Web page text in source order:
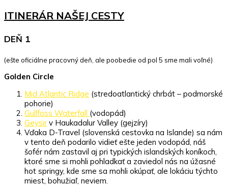
ITINERÁR NAŠEJ CESTY
DEŇ 1
(ešte oficiálne pracovný deň, ale poobedie od pol 5 sme mali voľné)
Golden Circle
Mid Atlantic Ridge (stredoatlantický chrbát – podmorské
pohorie)
Gullfoss Waterfall (vodopád)
Geysir v Haukadalur Valley (gejzíry)
Vďaka D-Travel (slovenská cestovka na Islande) sa nám
v tento deň podarilo vidieť ešte jeden vodopád, náš
šofér nám zastavil aj pri typických islandských koníkoch,
ktoré sme si mohli pohladkať a zaviedol nás na úžasné
hot springy, kde sme sa mohli okúpať, ale lokáciu týchto
miest, bohužiaľ, neviem.